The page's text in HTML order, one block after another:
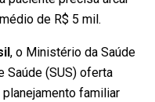
de R$ 5 mil.
, o Ministério da Saúde
Saúde (SUS) oferta
familiar